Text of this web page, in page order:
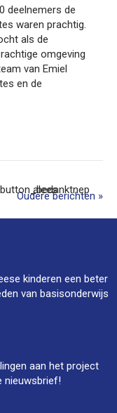
deelnemers de
waren prachtig.
als de
omgeving
van Emiel
en de
Oudere berichten »
kinderen een beter
van basisonderwijs
aan het project
nieuwsbrief!